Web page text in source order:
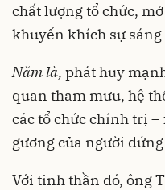
chất lượng tổ chức,
khuyến khích sự sáng
Năm là, phát huy
quan tham mưu, hệ
các tổ chức chính trị
gương của người
Với tinh thần đó, ông